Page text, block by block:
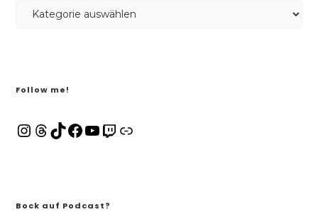
Follow me!
Bock auf Podcast?